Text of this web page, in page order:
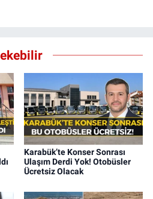
Karabük’te Konser Sonrası
Ulaşım Derdi Yok! Otobüsler
Ücretsiz Olacak